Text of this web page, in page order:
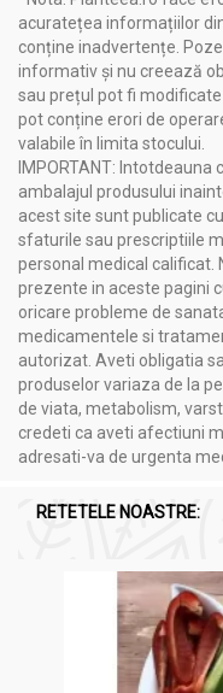
sistemului nervos.
Sunătoare:
-Hipericina și
antidepresive și
nivelul serotoninei
-Flavonoidele:
reducând
Lavandă:
-Linalolul și
principale ale
sedative și
și favorizează
- Polifenolii :
susțin sănătatea
Valeriană:
-Acizi valerianici :
tensiunea
-Valepotriați și
antispastice
Ulei esențial de
esențial, cu
Studiile arată că
Citral: acțiuni
benefic asupra
Geraniol: efecte
diminuarea
acuratețea informațiilor
conține inadvertențe.
informativ și nu creează
sau prețul pot fi
pot conține erori de
valabile în limita stocului.
IMPORTANT:
ambalajul produsului
acest site sunt publicate
sfaturile sau prescriptiile
personal medical calificat.
prezente in aceste pagini
oricare probleme de
medicamentele si
autorizat. Aveti obligatia
produselor variaza de la
de viata, metabolism,
credeti ca aveti afectiuni
adresati-va de urgenta
RETETELE NOASTRE: